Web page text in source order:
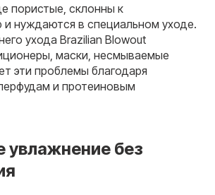
пористые, склонны к
нуждаются в специальном уходе.
ухода Brazilian Blowout
маски, несмываемые
эти проблемы благодаря
и протеиновым
увлажнение без